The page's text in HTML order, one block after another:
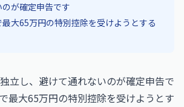
が確定申告です
大65万円の特別控除を受けようとする
立し、避けて通れないのが確定申告で
最大65万円の特別控除を受けようとす